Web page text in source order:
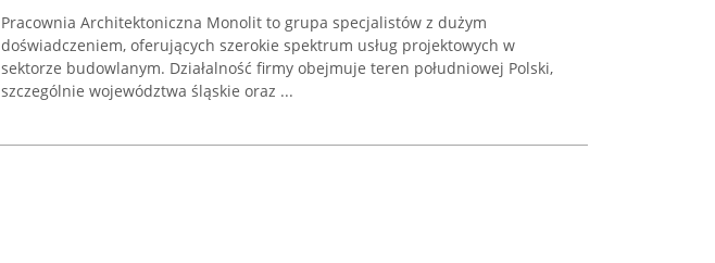
Pracownia Architektoniczna Monolit to grupa specjalistów z dużym
doświadczeniem, oferujących szerokie spektrum usług projektowych w
sektorze budowlanym. Działalność firmy obejmuje teren południowej Polski,
szczególnie województwa śląskie oraz ...